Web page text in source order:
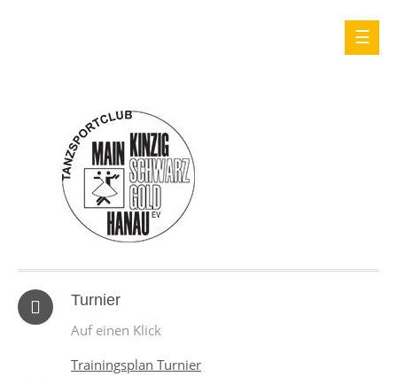
Turnier
Auf einen Klick
Trainingsplan Turnier